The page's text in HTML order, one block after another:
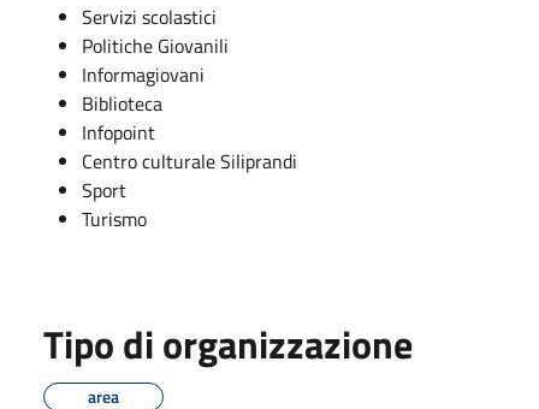
Servizi scolastici
Politiche Giovanili
Informagiovani
Biblioteca
Infopoint
Centro culturale Siliprandi
Sport
Turismo
Tipo di organizzazione
area